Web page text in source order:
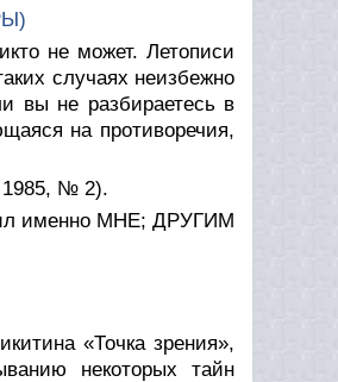
не может. Летописи
случаях неизбежно
вы не разбираетесь в
на противоречия,
1985, № 2).
именно МНЕ; ДРУГИМ
«Точка зрения»,
некоторых тайн